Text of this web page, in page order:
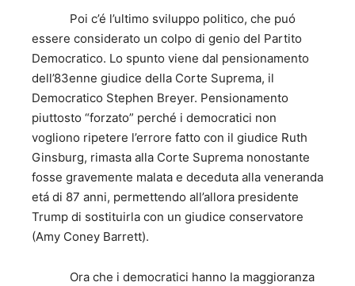
Poi c’é l’ultimo sviluppo politico, che puó
essere considerato un colpo di genio del Partito
Democratico. Lo spunto viene dal pensionamento
dell’83enne giudice della Corte Suprema, il
Democratico Stephen Breyer. Pensionamento
piuttosto “forzato” perché i democratici non
vogliono ripetere l’errore fatto con il giudice Ruth
Ginsburg, rimasta alla Corte Suprema nonostante
fosse gravemente malata e deceduta alla veneranda
etá di 87 anni, permettendo all’allora presidente
Trump di sostituirla con un giudice conservatore
(Amy Coney Barrett).
Ora che i democratici hanno la maggioranza